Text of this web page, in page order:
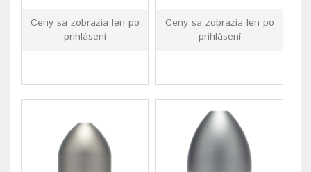
Ceny sa zobrazia len po
prihlásení
Ceny sa zobrazia len po
prihlásení